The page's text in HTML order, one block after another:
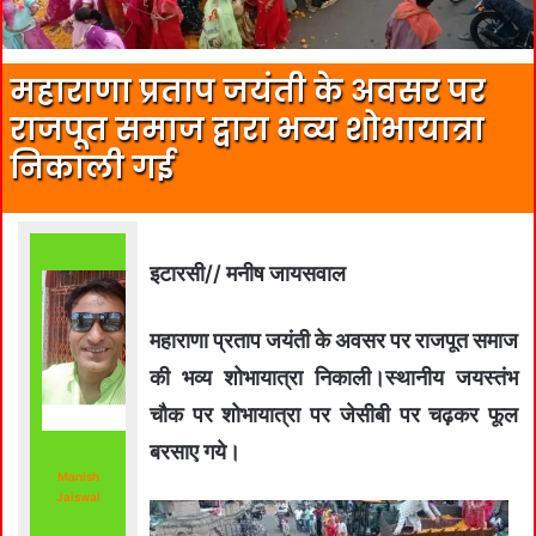
महाराणा प्रताप जयंती के अवसर पर
राजपूत समाज द्वारा भव्य शोभायात्रा
निकाली गई
Manish
Jaiswal
इटारसी// मनीष जायसवाल
महाराणा प्रताप जयंती के अवसर पर राजपूत समाज
की भव्य शोभायात्रा निकाली।स्थानीय जयस्तंभ
चौक पर शोभायात्रा पर जेसीबी पर चढ़कर फूल
बरसाए गये।